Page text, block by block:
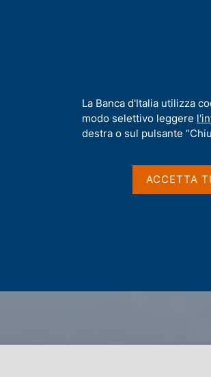
I
n
f
o
La Banca d'Italia utilizza
modo selettivo leggere
destra o sul pulsante
ACCETTA